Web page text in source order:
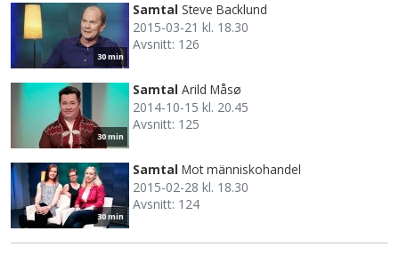
30 min
Samtal Steve Backlund
2015-03-21 kl. 18.30
Avsnitt: 126
30 min
Samtal Arild Måsø
2014-10-15 kl. 20.45
Avsnitt: 125
30 min
Samtal Mot människohandel
2015-02-28 kl. 18.30
Avsnitt: 124